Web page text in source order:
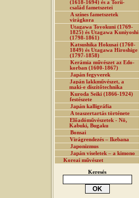
(1618-1694) és a Torii-
család fametszetei
A színes fametszetek
virágkora
Utagawa Toyokuni (1769-
1825) és Utagawa Kuniyoshi
(1798-1861)
Katsushika Hokusai (1760-
1849) és Utagawa Hiroshige
(1797-1858)
Kerámia művészet az Edo-
korban (1600-1867)
Japán fegyverek
Japán lakkművészet, a
maki-e díszítőtechnika
Kuroda Seiki (1866-1924)
festészete
Japán kalligráfia
A teaszertartás története
Előadóművészetek - Nō,
Kabuki, Bugaku
Bonsai
Virágrendezés – Ikebana
Japonizmus
Japán viseletek – a kimono
Koreai művészet
Keresés